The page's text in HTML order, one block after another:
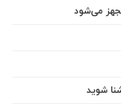
می‌شود